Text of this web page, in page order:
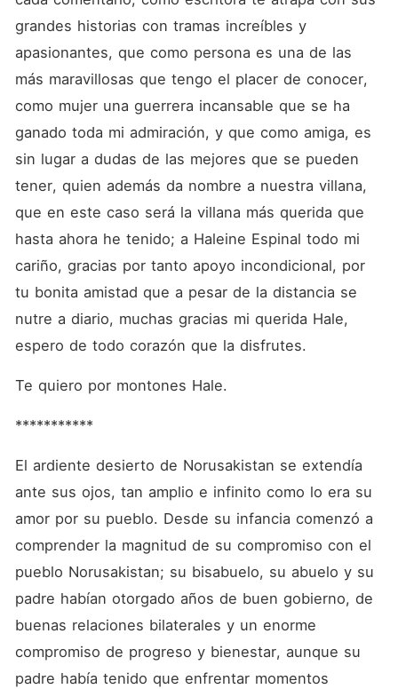
dispuesto a aceptar la
sugerencia de su padre para
la nación Francesa, un
matrimonio de conveniencia
que genere beneficios a
Norusakistan, aunque su
otro lugar.Cariñosa, dulce,
tímida y con un enorme
corazón, así es Vanessa
Susana Penfoll Cooper,
carácter, pero sin lugar a
dudas heredera de la belleza
de su madre, suspira en
secreto por un amor
jamás podrá estar con él, se
limita a soñar con sus
brazos y a admirar en
silencio a tan impresionante
en reina y está más que
segura que es la menos
indicada para semejante
Leblanc Charpentier, hija del
distinguido presidente
Francés ha pasado la vida
admirando la belleza de los
hombres Norusakistanes, su
fortaleza y determinación.
una experiencia maravillosa,
pero conocer al Príncipe y
poder verse reflejada en
aquellos oscuros ojos, será
grandes historias con tramas increíbles y
apasionantes, que como persona es una de las
más maravillosas que tengo el placer de conocer,
como mujer una guerrera incansable que se ha
ganado toda mi admiración, y que como amiga, es
sin lugar a dudas de las mejores que se pueden
tener, quien además da nombre a nuestra villana,
que en este caso será la villana más querida que
hasta ahora he tenido; a Haleine Espinal todo mi
cariño, gracias por tanto apoyo incondicional, por
tu bonita amistad que a pesar de la distancia se
nutre a diario, muchas gracias mi querida Hale,
espero de todo corazón que la disfrutes.
Te quiero por montones Hale.
***********
El ardiente desierto de Norusakistan se extendía
ante sus ojos, tan amplio e infinito como lo era su
amor por su pueblo. Desde su infancia comenzó a
comprender la magnitud de su compromiso con el
pueblo Norusakistan; su bisabuelo, su abuelo y su
padre habían otorgado años de buen gobierno, de
buenas relaciones bilaterales y un enorme
compromiso de progreso y bienestar, aunque su
padre había tenido que enfrentar momentos